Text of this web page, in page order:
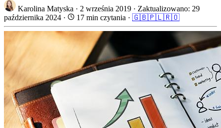
Karolina Matyska · 2 września 2019 · Zaktualizowano: 29
października 2024 · 17 min czytania · 🇬🇧🇵🇱🇷🇴